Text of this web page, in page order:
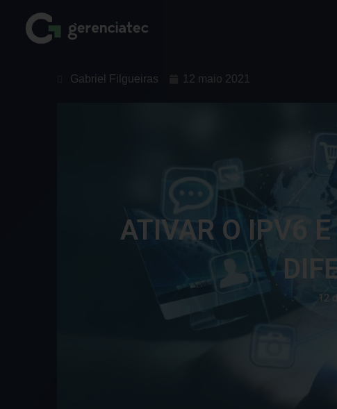
Gabriel Filgueiras 12 maio 2021
ATIVAR O IPV6
12